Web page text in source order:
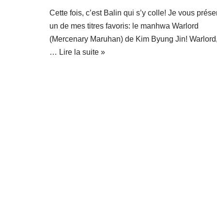
Cette fois, c’est Balin qui s’y colle! Je vous
un de mes titres favoris: le manhwa Warlord
(Mercenary Maruhan) de Kim Byung Jin! Warlord,
… Lire la suite »